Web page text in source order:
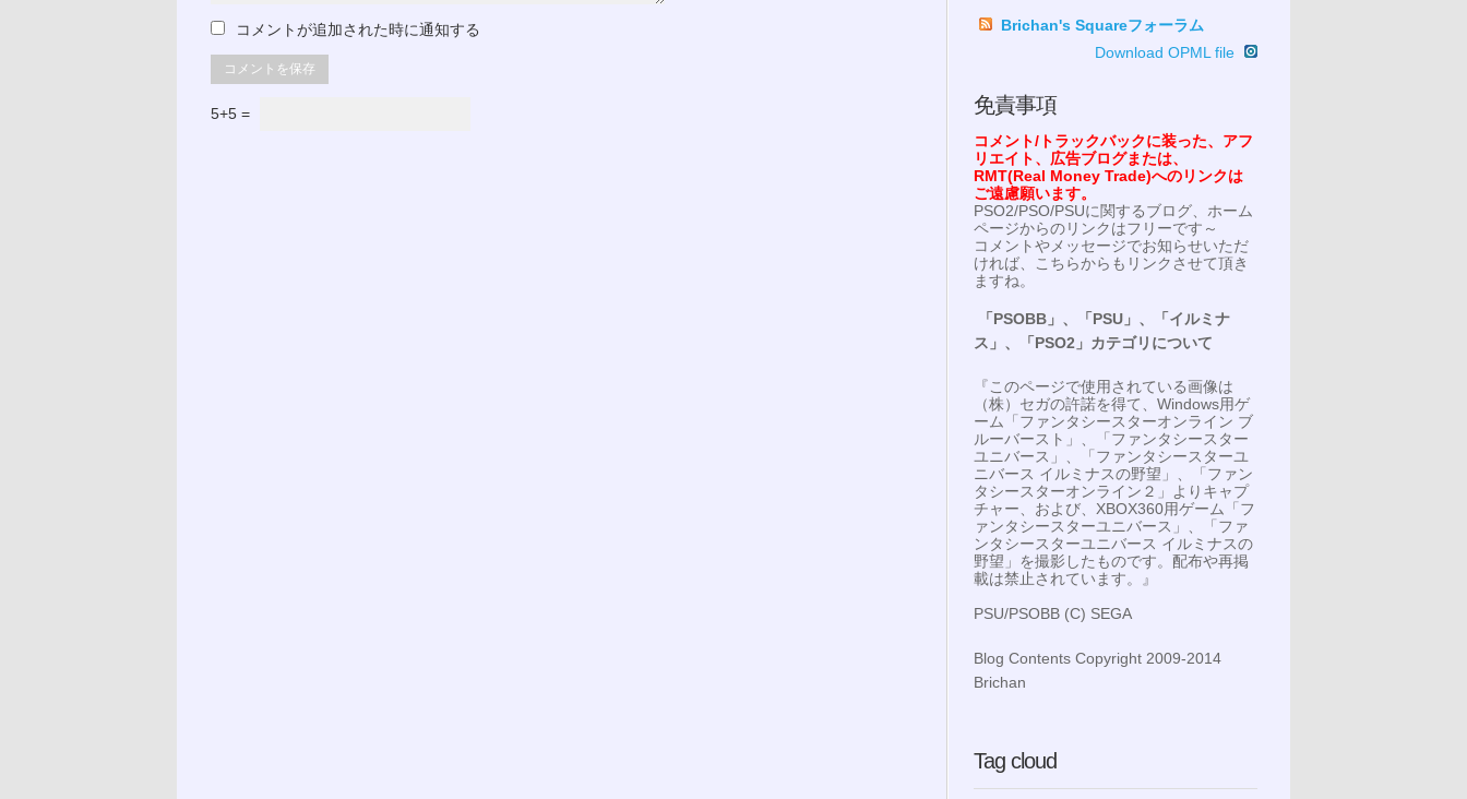
コメントが追加された時に通知する
5+5 =
Brichan's Squareフォーラム
Download OPML file
免責事項
コメント/トラックバックに装った、アフ
リエイト、広告ブログまたは、
RMT(Real Money Trade)へのリンクは
ご遠慮願います。
PSO2/PSO/PSUに関するブログ、ホーム
ページからのリンクはフリーです～
コメントやメッセージでお知らせいただ
ければ、こちらからもリンクさせて頂き
ますね。
「PSOBB」、「PSU」、「イルミナ
ス」、「PSO2」カテゴリについて
『このページで使用されている画像は
（株）セガの許諾を得て、Windows用ゲ
ーム「ファンタシースターオンライン ブ
ルーバースト」、「ファンタシースター
ユニバース」、「ファンタシースターユ
ニバース イルミナスの野望」、「ファン
タシースターオンライン２」よりキャプ
チャー、および、XBOX360用ゲーム「フ
ァンタシースターユニバース」、「ファ
ンタシースターユニバース イルミナスの
野望」を撮影したものです。配布や再掲
載は禁止されています。』
PSU/PSOBB (C) SEGA
Blog Contents Copyright 2009-2014
Brichan
Tag cloud